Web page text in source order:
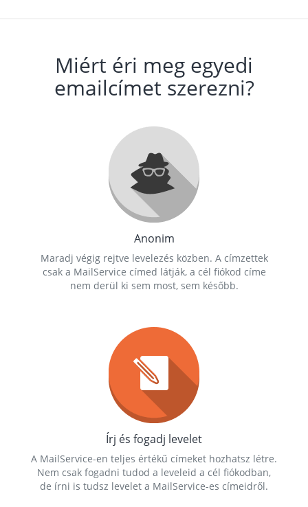
Miért éri meg egyedi
emailcímet szerezni?
Anonim
Maradj végig rejtve levelezés közben. A címzettek
csak a MailService címed látják, a cél fiókod címe
nem derül ki sem most, sem később.
Írj és fogadj levelet
A MailService-en teljes értékű címeket hozhatsz létre.
Nem csak fogadni tudod a leveleid a cél fiókodban,
de írni is tudsz levelet a MailService-es címeidről.